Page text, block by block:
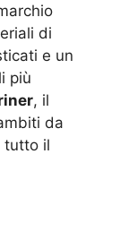
di
e un
più
, il
da
tutto il